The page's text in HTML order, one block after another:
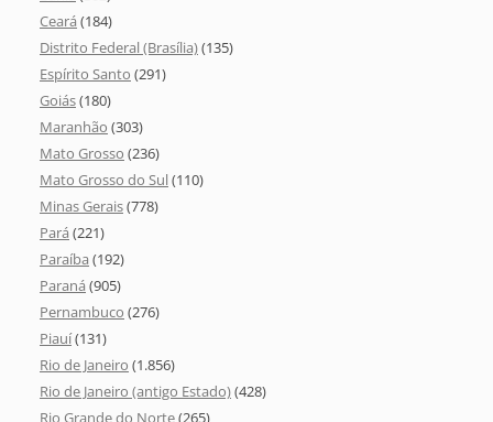
Ceará (184)
Distrito Federal (Brasília)(135)
Espírito Santo (291)
Goiás(180)
Maranhão (303)
Mato Grosso (236)
Mato Grosso do Sul(110)
Minas Gerais(778)
Pará (221)
Paraíba (192)
Paraná (905)
Pernambuco (276)
Piauí(131)
Rio de Janeiro (1.856)
Rio de Janeiro (antigo Estado)(428)
Rio Grande do Norte(265)